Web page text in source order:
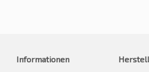
Informationen